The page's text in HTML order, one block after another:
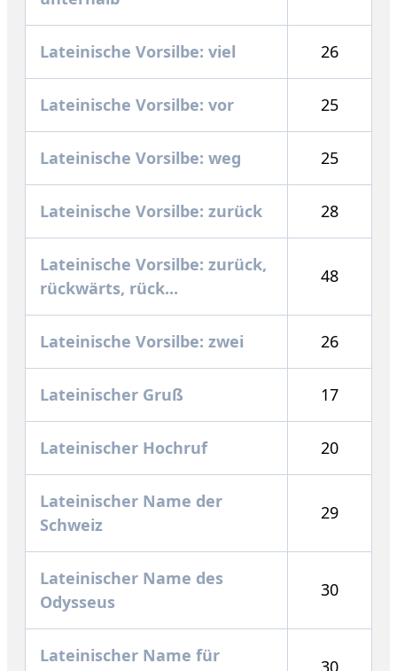
Lateinische Vorsilbe: viel 26
Lateinische Vorsilbe: vor 25
Lateinische Vorsilbe: weg 25
Lateinische Vorsilbe: zurück 28
Lateinische Vorsilbe: zurück,
rückwärts, rück...
48
Lateinische Vorsilbe: zwei 26
Lateinischer Gruß 17
Lateinischer Hochruf 20
Lateinischer Name der
Schweiz
29
Lateinischer Name des
Odysseus
30
Lateinischer Name für
30